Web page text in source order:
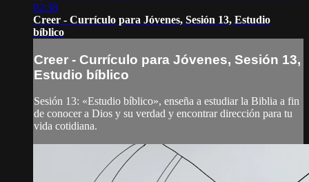
02:38
Creer - Currículo para Jóvenes, Sesión 13, Estudio
bíblico
Creer - Currículo para Jóvenes, Sesión 13,
Estudio bíblico
Sesión 13: «Estudio bíblico», enseña a estudiar la Biblia a fin
de conocer a Dios y su verdad y encontrar dirección para tu
vida cotidiana.